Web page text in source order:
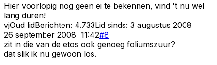
Hier voorlopig nog geen ei te bekennen, vind 't nu wel
lang duren!
vjOud lidBerichten: 4.733Lid sinds: 3 augustus 2008
26 september 2008, 11:42#8
zit in die van de etos ook genoeg foliumszuur?
dat slik ik nu gewoon los.